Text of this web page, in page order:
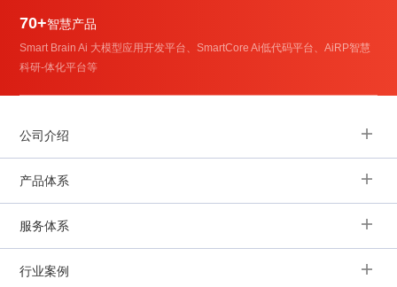
70+智慧产品
Smart Brain Ai 大模型应用开发平台、SmartCore Ai低代码平台、AiRP智慧
科研-体化平台等
公司介绍
产品体系
服务体系
行业案例